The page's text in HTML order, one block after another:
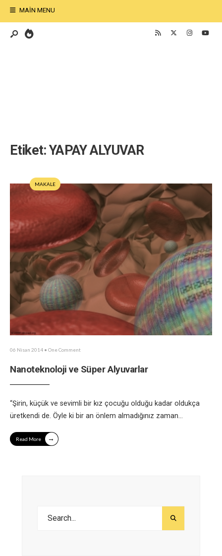
MAIN MENU
Etiket:YAPAY ALYUVAR
MAKALE
06 Nisan 2014 • One Comment
Nanoteknoloji ve Süper Alyuvarlar
“Şirin, küçük ve sevimli bir kız çocuğu olduğu kadar oldukça
üretkendi de. Öyle ki bir an önlem almadığınız zaman...
Read More →